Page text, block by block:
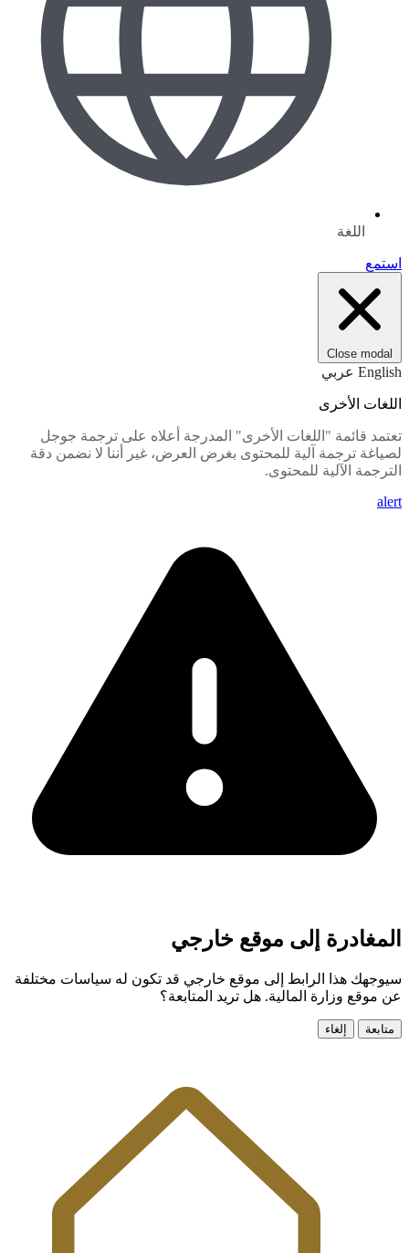
اللغة
استمع
Close modal
English عربي
اللغات الأخرى
تعتمد قائمة "اللغات الأخرى" المدرجة أعلاه على ترجمة جوجل
لصياغة ترجمة آلية للمحتوى بغرض العرض، غير أننا لا نضمن دقة
الترجمة الآلية للمحتوى.
alert
المغادرة إلى موقع خارجي
سيوجهك هذا الرابط إلى موقع خارجي قد تكون له سياسات مختلفة
عن موقع وزارة المالية. هل تريد المتابعة؟
متابعة إلغاء